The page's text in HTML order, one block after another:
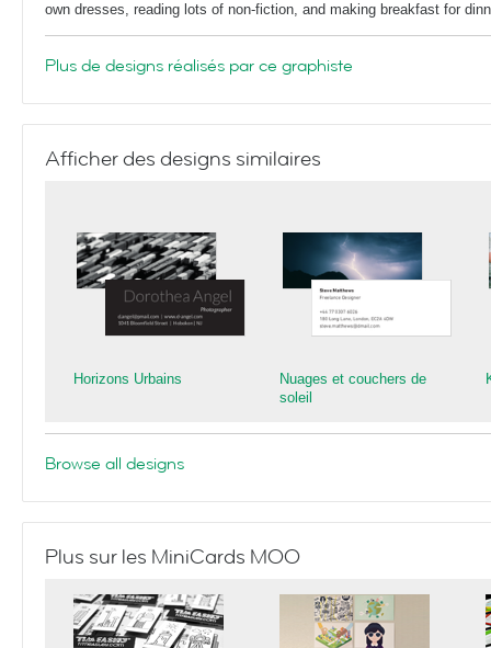
own dresses, reading lots of non-fiction, and making breakfast for
Plus de designs réalisés par ce graphiste
Afficher des designs similaires
Horizons Urbains
Nuages et couchers de
soleil
Browse all designs
Plus sur les MiniCards MOO